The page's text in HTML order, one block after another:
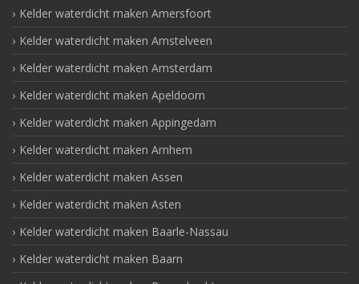
Kelder waterdicht maken Amersfoort
Kelder waterdicht maken Amstelveen
Kelder waterdicht maken Amsterdam
Kelder waterdicht maken Apeldoorn
Kelder waterdicht maken Appingedam
Kelder waterdicht maken Arnhem
Kelder waterdicht maken Assen
Kelder waterdicht maken Asten
Kelder waterdicht maken Baarle-Nassau
Kelder waterdicht maken Baarn